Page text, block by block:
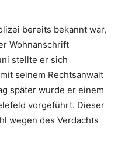
bereits bekannt war,
Wohnanschrift
stellte er sich
seinem Rechtsanwalt
später wurde er einem
vorgeführt. Dieser
wegen des Verdachts